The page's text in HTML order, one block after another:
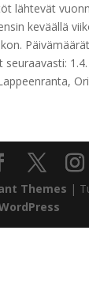
lähtevät
keväällä
1.4.
Themes |